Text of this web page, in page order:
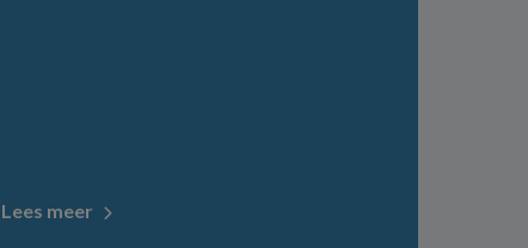
Lees meer